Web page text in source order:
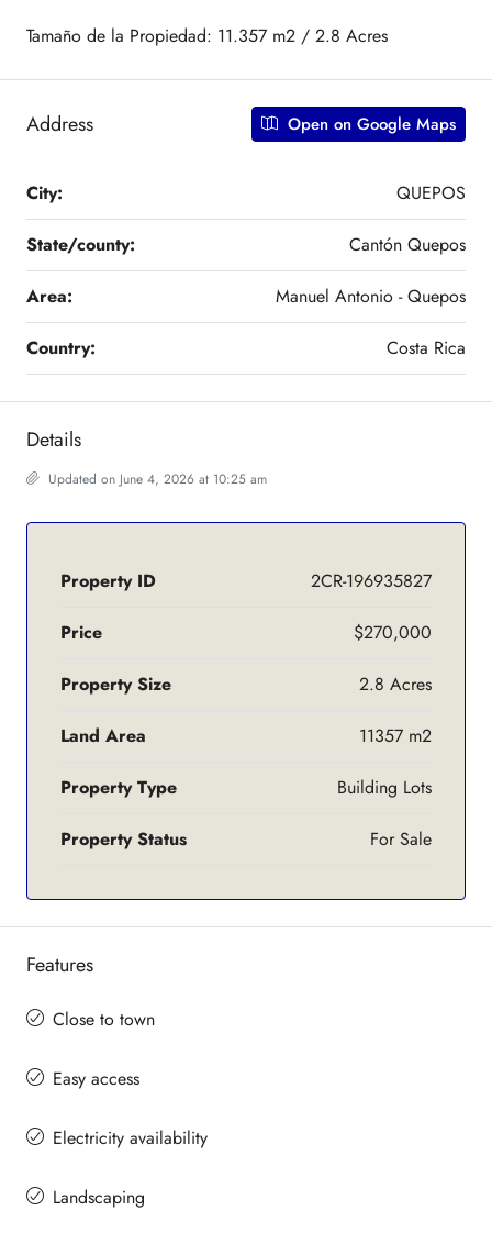
Tamaño de la Propiedad: 11.357 m2 / 2.8 Acres
Address Open on Google Maps
City: QUEPOS
State/county: Cantón Quepos
Area: Manuel Antonio - Quepos
Country: Costa Rica
Details
Updated on June 4, 2026 at 10:25 am
Property ID 2CR-196935827
Price $270,000
Property Size 2.8 Acres
Land Area 11357 m2
Property Type Building Lots
Property Status For Sale
Features
Close to town
Easy access
Electricity availability
Landscaping